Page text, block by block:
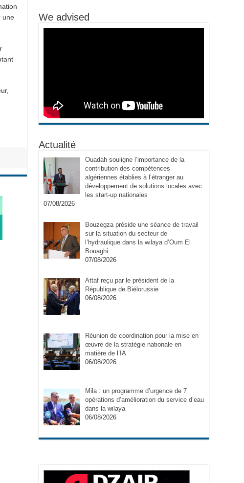
une
We advised
Actualité
Ouadah souligne l’importance de la
contribution des compétences
algériennes établies à l’étranger au
développement de solutions locales avec
les start-up nationales
07/08/2026
Bouzegza préside une séance de travail
sur la situation du secteur de
l’hydraulique dans la wilaya d’Oum El
Bouaghi
07/08/2026
Attaf reçu par le président de la
République de Biélorussie
06/08/2026
Réunion de coordination pour la mise en
œuvre de la stratégie nationale en
matière de l’IA
06/08/2026
Mila : un programme d’urgence de 7
opérations d’amélioration du service d’eau
dans la wilaya
06/08/2026